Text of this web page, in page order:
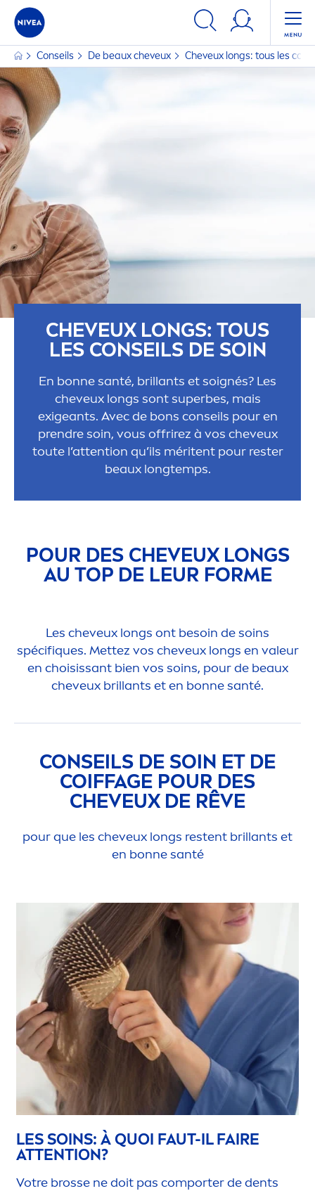
Conseils De beaux cheveux Cheveux longs: tous les
CHEVEUX LONGS: TOUS
LES CONSEILS DE SOIN
En bonne santé, brillants et soignés? Les
cheveux longs sont superbes, mais
exigeants. Avec de bons conseils pour en
prendre soin, vous offrirez à vos cheveux
toute l’attention qu’ils méritent pour rester
beaux longtemps.
POUR DES CHEVEUX LONGS
AU TOP DE LEUR FORME
Les cheveux longs ont besoin de soins
spécifiques. Mettez vos cheveux longs en valeur
en choisissant bien vos soins, pour de beaux
cheveux brillants et en bonne santé.
CONSEILS DE SOIN ET DE
COIFFAGE POUR DES
CHEVEUX DE RÊVE
pour que les cheveux longs restent brillants et
en bonne santé
LES SOINS: À QUOI FAUT-IL FAIRE
ATTENTION?
Votre brosse ne doit pas comporter de dents